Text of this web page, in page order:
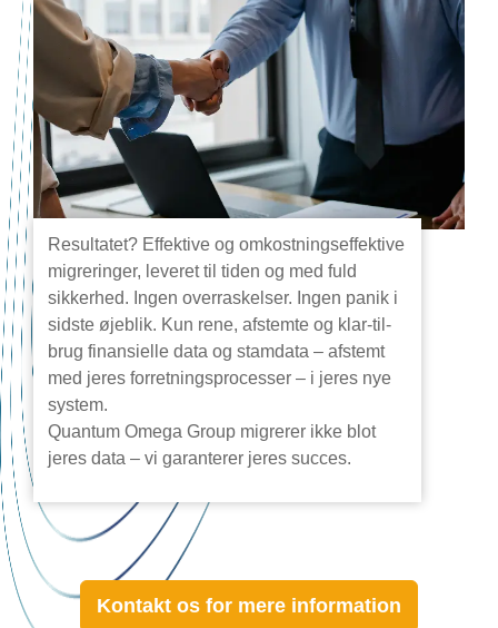
Resultatet? Effektive og omkostningseffektive
migreringer, leveret til tiden og med fuld
sikkerhed. Ingen overraskelser. Ingen panik i
sidste øjeblik. Kun rene, afstemte og klar-til-
brug finansielle data og stamdata – afstemt
med jeres forretningsprocesser – i jeres nye
system.
Quantum Omega Group migrerer ikke blot
jeres data – vi garanterer jeres succes.
Kontakt os for mere information